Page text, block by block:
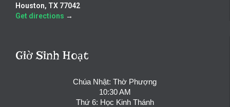
Houston, TX 77042
Get directions →
Giờ Sinh Hoạt
Chúa Nhật: Thờ Phượng
10:30 AM
Thứ 6: Học Kinh Thánh